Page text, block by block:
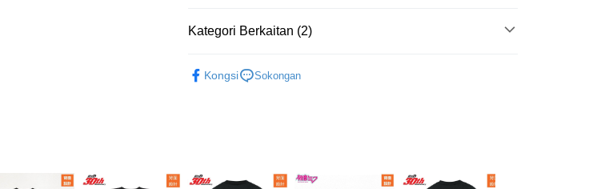
NT$1,500 atau lebih
NT$80/pesanan | Penghantaran percuma untuk pesanan
NT$1,500 atau lebih
Kategori Berkaitan (2)
Kongsi Sokongan